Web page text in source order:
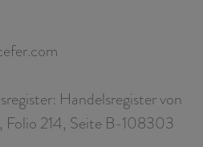
Handelsregister von
Folio 214, Seite B-108303